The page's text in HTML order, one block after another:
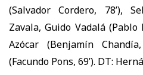
(Salvador Cordero, 78’),
Zavala, Guido Vadalá (Pablo
Azócar (Benjamín
(Facundo Pons, 69’). DT: